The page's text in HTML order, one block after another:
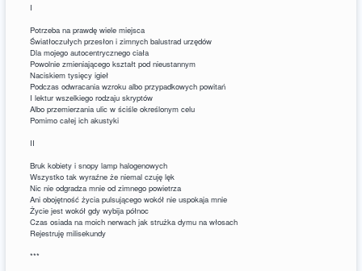
I
Potrzeba na prawdę wiele miejsca
Światłoczułych przesłon i zimnych balustrad urzędów
Dla mojego autocentrycznego ciała
Powolnie zmieniającego kształt pod nieustannym
Naciskiem tysięcy igieł
Podczas odwracania wzroku albo przypadkowych powitań
I lektur wszelkiego rodzaju skryptów
Albo przemierzania ulic w ściśle określonym celu
Pomimo całej ich akustyki
II
Bruk kobiety i snopy lamp halogenowych
Wszystko tak wyraźne że niemal czuję lęk
Nic nie odgradza mnie od zimnego powietrza
Ani obojętność życia pulsującego wokół nie uspokaja mnie
Życie jest wokół gdy wybija północ
Czas osiada na moich nerwach jak strużka dymu na włosach
Rejestruję milisekundy
***